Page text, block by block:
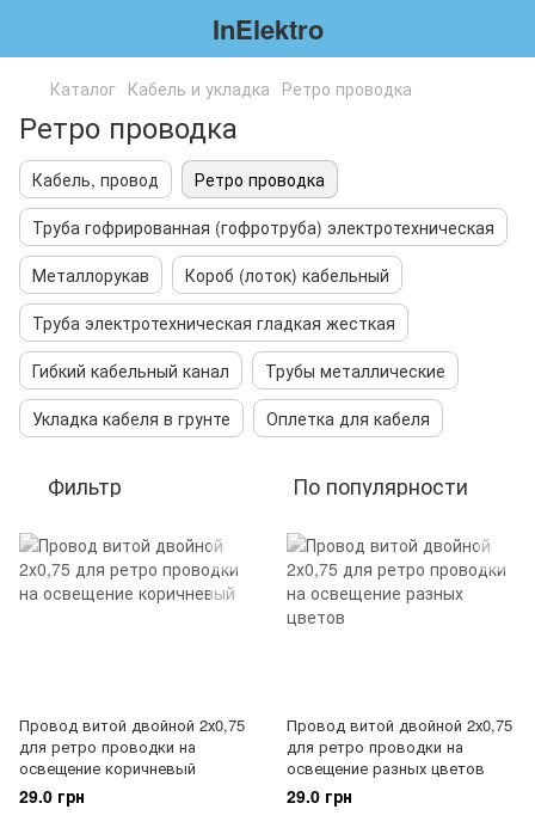
InElektro
Каталог Кабель и укладка Ретро проводка
Ретро проводка
Кабель, провод
Ретро проводка
Труба гофрированная (гофротруба) электротехническая
Металлорукав
Короб (лоток) кабельный
Труба электротехническая гладкая жесткая
Гибкий кабельный канал
Трубы металлические
Укладка кабеля в грунте
Оплетка для кабеля
Фильтр По популярности
Провод витой двойной 2х0,75
для ретро проводки на
освещение коричневый
29.0 грн
Провод витой двойной 2х0,75
для ретро проводки на
освещение разных цветов
29.0 грн